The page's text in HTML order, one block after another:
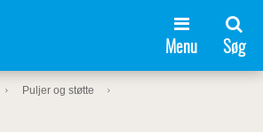
Menu Søg
Puljer og støtte